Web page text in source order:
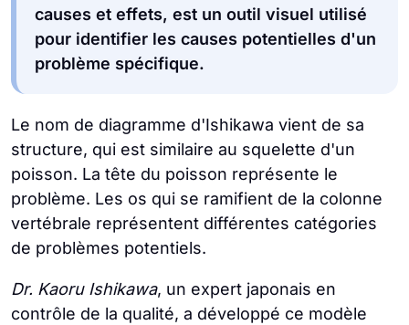
causes et effets, est un outil visuel utilisé
pour identifier les causes potentielles d'un
problème spécifique.
Le nom de diagramme d'Ishikawa vient de sa
structure, qui est similaire au squelette d'un
poisson. La tête du poisson représente le
problème. Les os qui se ramifient de la colonne
vertébrale représentent différentes catégories
de problèmes potentiels.
Dr. Kaoru Ishikawa, un expert japonais en
contrôle de la qualité, a développé ce modèle